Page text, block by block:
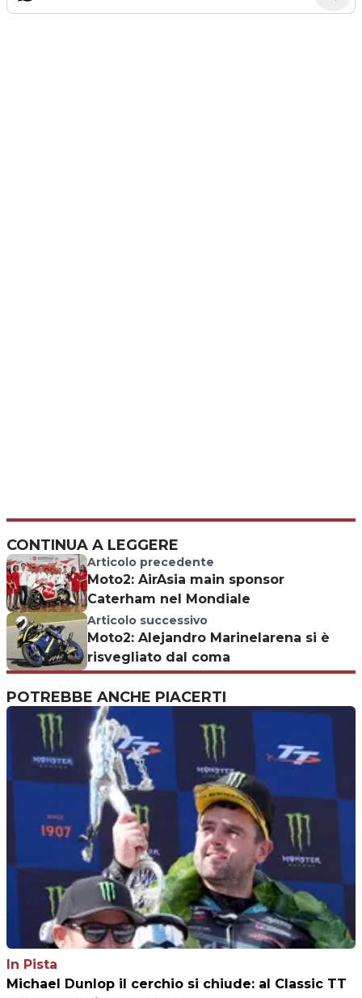
CONTINUA A LEGGERE
Articolo precedente
Moto2: AirAsia main sponsor
Caterham nel Mondiale
Articolo successivo
Moto2: Alejandro Marinelarena si è
risvegliato dal coma
POTREBBE ANCHE PIACERTI
In Pista
Michael Dunlop il cerchio si chiude: al Classic TT